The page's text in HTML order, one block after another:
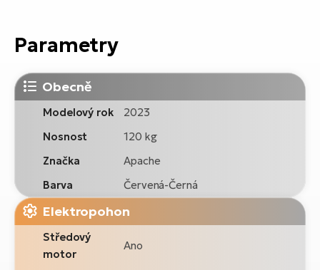
Parametry
Obecně
Modelový rok
2023
Nosnost
120 kg
Značka
Apache
Barva
Červená-Černá
Elektropohon
Středový
motor
Ano